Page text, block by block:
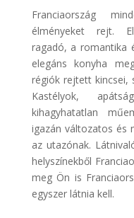
Franciaország
élményeket rejt.
ragadó, a romantika
elegáns konyha
régiók rejtett kincsei,
Kastélyok,
kihagyhatatlan
igazán változatos és
az utazónak.
helyszínekből
meg Ön is
egyszer látnia kell.